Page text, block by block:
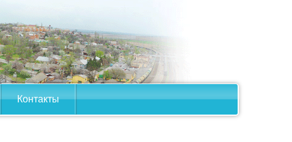
Контакты